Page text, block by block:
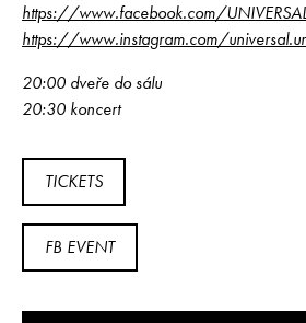
https://www.facebook.com/
https://www.instagram.com/
20:00 dveře do sálu
20:30 koncert
TICKETS
FB EVENT